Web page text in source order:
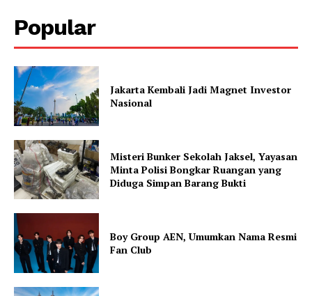
Popular
Jakarta Kembali Jadi Magnet Investor
Nasional
Misteri Bunker Sekolah Jaksel, Yayasan
Minta Polisi Bongkar Ruangan yang
Diduga Simpan Barang Bukti
Boy Group AEN, Umumkan Nama Resmi
Fan Club